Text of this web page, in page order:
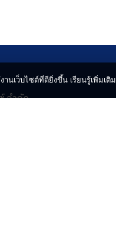
จำกัด
นเว็บไซต์ที่ดียิ่งขึ้น เรียนรู้เพิ่มเติม